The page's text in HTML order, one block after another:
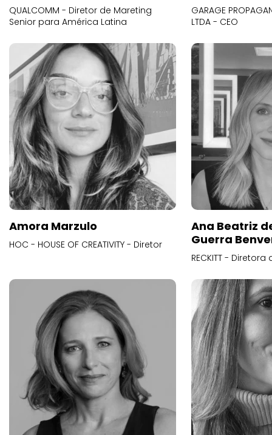
QUALCOMM - Diretor de Mareting
Senior para América Latina
GARAGE
LTDA - CEO
Amora Marzulo
HOC - HOUSE OF CREATIVITY - Diretor
Ana Beatriz
Guerra
RECKITT -